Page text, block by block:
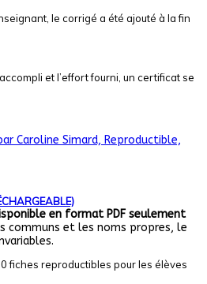
le corrigé a été ajouté à la fin
et l’effort fourni, un certificat se
en format PDF seulement
communs et les noms propres, le
fiches reproductibles pour les élèves